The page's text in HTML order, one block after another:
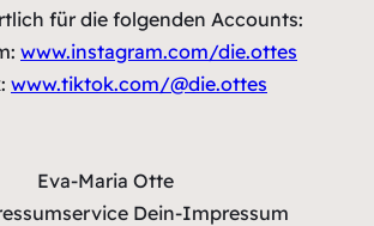
für die folgenden Accounts:
www.instagram.com/die.ottes
www.tiktok.com/@die.ottes
Eva-Maria Otte
Dein-Impressum